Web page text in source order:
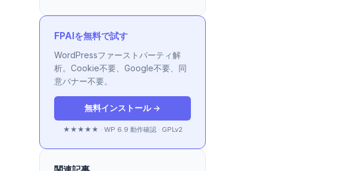
FPAIを無料で試す
WordPressファーストパーティ解
析。Cookie不要、Google不要、同
意バナー不要。
無料インストール →
★★★★★ · WP 6.9 動作確認 · GPLv2